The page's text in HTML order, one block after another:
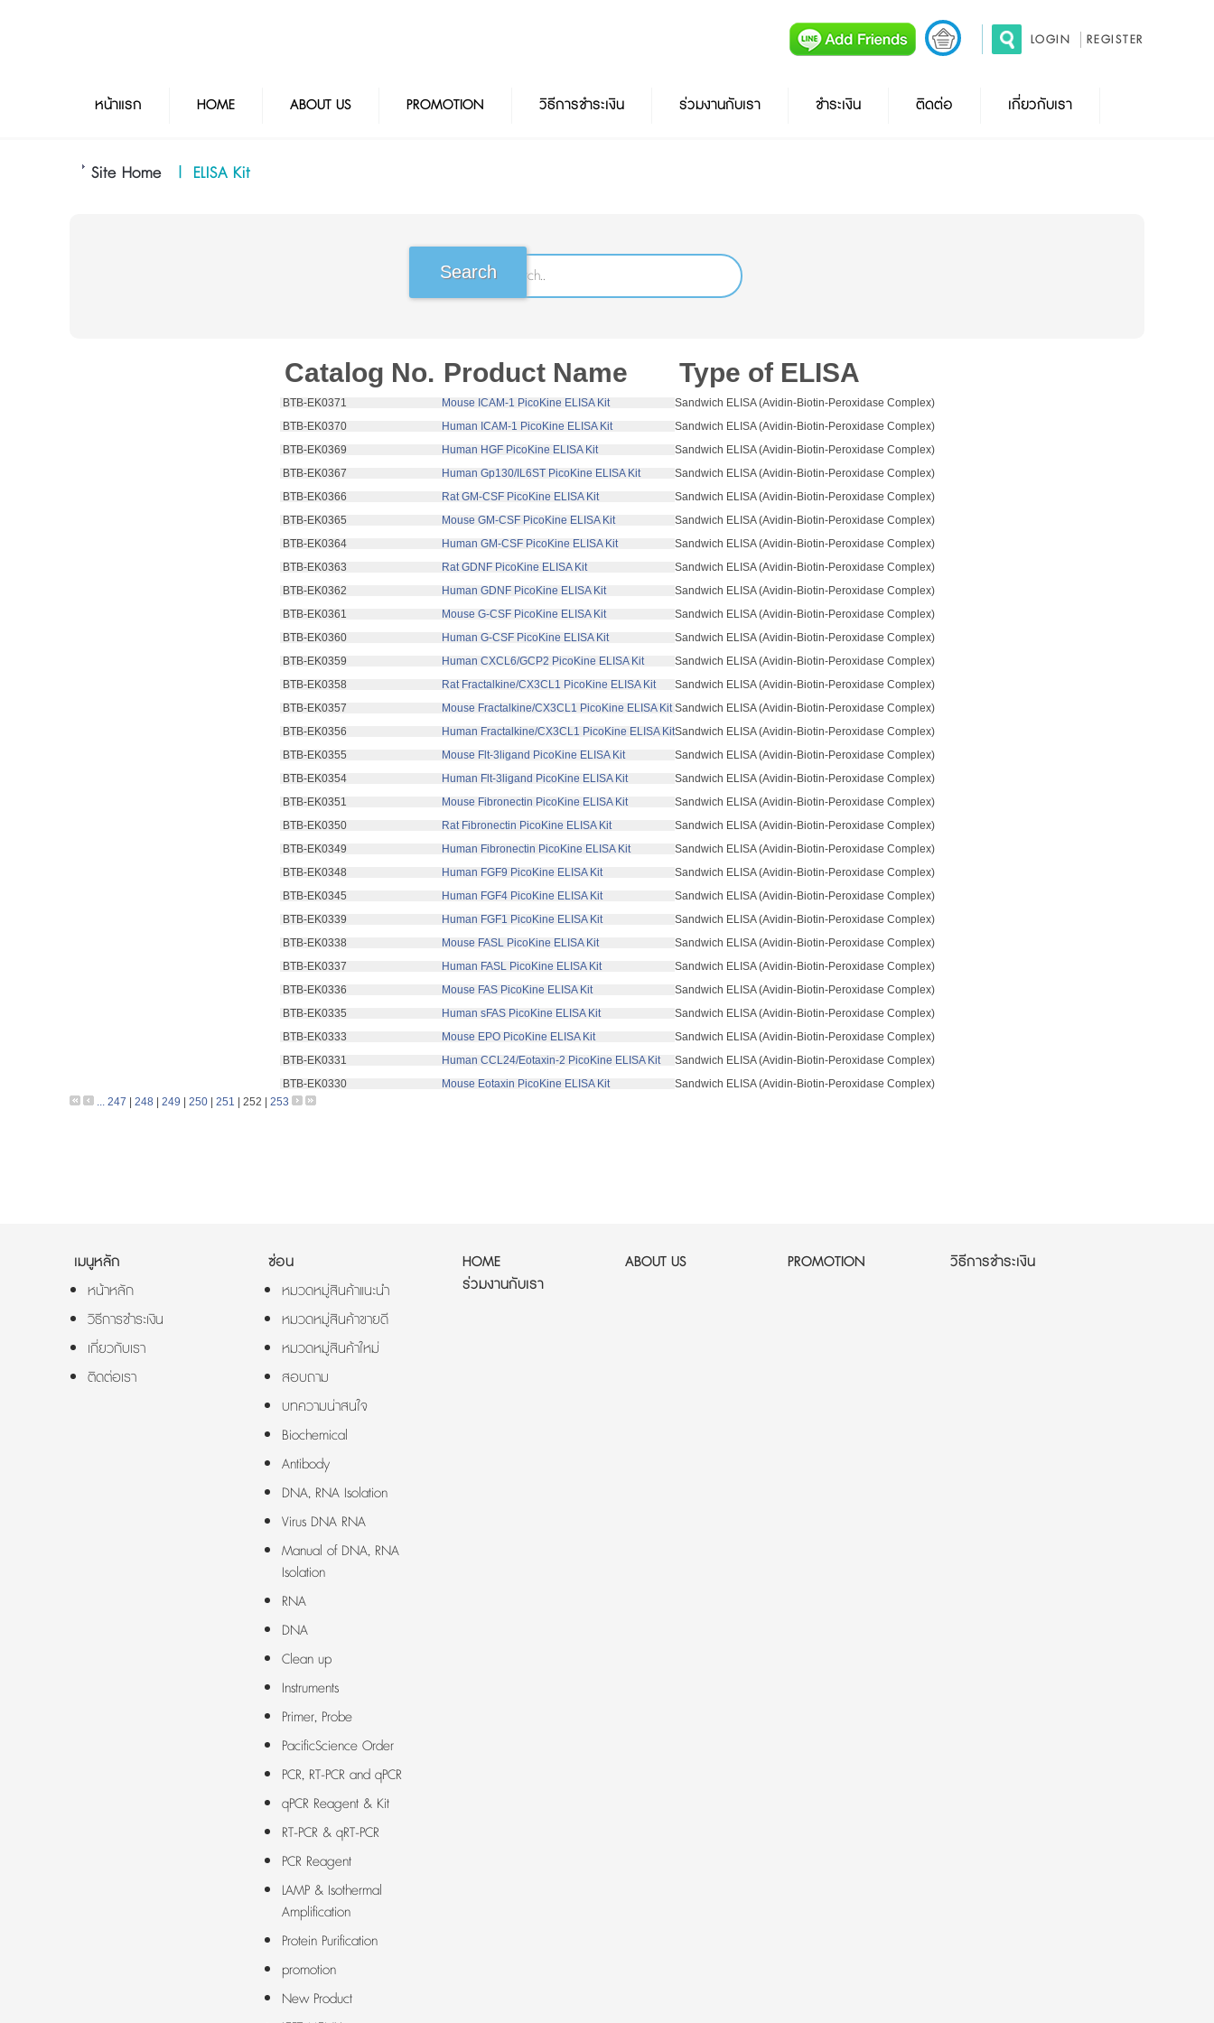
LOGIN REGISTER
หน้าแรก HOME ABOUT US PROMOTION วิธีการชำระเงิน ร่วมงานกับเรา ชำระเงิน ติดต่อ เกี่ยวกับเรา
Site Home | ELISA Kit
Catalog No. Product Name Type of ELISA
BTB-EK0371 Mouse ICAM-1 PicoKine ELISA Kit
Sandwich ELISA (Avidin-Biotin-Peroxidase Complex)
BTB-EK0370
Human ICAM-1 PicoKine ELISA Kit
Sandwich ELISA (Avidin-Biotin-Peroxidase Complex)
BTB-EK0369
Human HGF PicoKine ELISA Kit
Sandwich ELISA (Avidin-Biotin-Peroxidase Complex)
BTB-EK0367
Human Gp130/IL6ST PicoKine ELISA Kit
Sandwich ELISA (Avidin-Biotin-Peroxidase Complex)
BTB-EK0366
Rat GM-CSF PicoKine ELISA Kit
Sandwich ELISA (Avidin-Biotin-Peroxidase Complex)
BTB-EK0365
Mouse GM-CSF PicoKine ELISA Kit
Sandwich ELISA (Avidin-Biotin-Peroxidase Complex)
BTB-EK0364
Human GM-CSF PicoKine ELISA Kit
Sandwich ELISA (Avidin-Biotin-Peroxidase Complex)
BTB-EK0363
Rat GDNF PicoKine ELISA Kit
Sandwich ELISA (Avidin-Biotin-Peroxidase Complex)
BTB-EK0362
Human GDNF PicoKine ELISA Kit
Sandwich ELISA (Avidin-Biotin-Peroxidase Complex)
BTB-EK0361
Mouse G-CSF PicoKine ELISA Kit
Sandwich ELISA (Avidin-Biotin-Peroxidase Complex)
BTB-EK0360
Human G-CSF PicoKine ELISA Kit
Sandwich ELISA (Avidin-Biotin-Peroxidase Complex)
BTB-EK0359
Human CXCL6/GCP2 PicoKine ELISA Kit
Sandwich ELISA (Avidin-Biotin-Peroxidase Complex)
BTB-EK0358
Rat Fractalkine/CX3CL1 PicoKine ELISA Kit
Sandwich ELISA (Avidin-Biotin-Peroxidase Complex)
BTB-EK0357
Mouse Fractalkine/CX3CL1 PicoKine ELISA Kit Sandwich ELISA (Avidin-Biotin-Peroxidase Complex)
BTB-EK0356
Human Fractalkine/CX3CL1 PicoKine ELISA KitSandwich ELISA (Avidin-Biotin-Peroxidase Complex)
BTB-EK0355
Mouse Flt-3ligand PicoKine ELISA Kit
Sandwich ELISA (Avidin-Biotin-Peroxidase Complex)
BTB-EK0354
Human Flt-3ligand PicoKine ELISA Kit
Sandwich ELISA (Avidin-Biotin-Peroxidase Complex)
BTB-EK0351
Mouse Fibronectin PicoKine ELISA Kit
Sandwich ELISA (Avidin-Biotin-Peroxidase Complex)
BTB-EK0350
Rat Fibronectin PicoKine ELISA Kit
Sandwich ELISA (Avidin-Biotin-Peroxidase Complex)
BTB-EK0349
Human Fibronectin PicoKine ELISA Kit
Sandwich ELISA (Avidin-Biotin-Peroxidase Complex)
BTB-EK0348
Human FGF9 PicoKine ELISA Kit
Sandwich ELISA (Avidin-Biotin-Peroxidase Complex)
BTB-EK0345
Human FGF4 PicoKine ELISA Kit
Sandwich ELISA (Avidin-Biotin-Peroxidase Complex)
BTB-EK0339
Human FGF1 PicoKine ELISA Kit
Sandwich ELISA (Avidin-Biotin-Peroxidase Complex)
BTB-EK0338
Mouse FASL PicoKine ELISA Kit
Sandwich ELISA (Avidin-Biotin-Peroxidase Complex)
BTB-EK0337
Human FASL PicoKine ELISA Kit
Sandwich ELISA (Avidin-Biotin-Peroxidase Complex)
BTB-EK0336
Mouse FAS PicoKine ELISA Kit
Sandwich ELISA (Avidin-Biotin-Peroxidase Complex)
BTB-EK0335
Human sFAS PicoKine ELISA Kit
Sandwich ELISA (Avidin-Biotin-Peroxidase Complex)
BTB-EK0333
Mouse EPO PicoKine ELISA Kit
Sandwich ELISA (Avidin-Biotin-Peroxidase Complex)
BTB-EK0331
Human CCL24/Eotaxin-2 PicoKine ELISA Kit
Sandwich ELISA (Avidin-Biotin-Peroxidase Complex)
BTB-EK0330
Mouse Eotaxin PicoKine ELISA Kit
Sandwich ELISA (Avidin-Biotin-Peroxidase Complex)
... 247 248 249 250 251 252 253
เมนูหลัก
หน้าหลัก
วิธีการชำระเงิน
เกี่ยวกับเรา
ติดต่อเรา
ซ่อน
หมวดหมู่สินค้าแนะนำ
หมวดหมู่สินค้าขายดี
หมวดหมู่สินค้าใหม่
สอบถาม
บทความน่าสนใจ
Biochemical
Antibody
DNA, RNA Isolation
Virus DNA RNA
Manual of DNA, RNA
Isolation
RNA
DNA
Clean up
Instruments
Primer, Probe
PacificScience Order
PCR, RT-PCR and qPCR
qPCR Reagent & Kit
RT-PCR & qRT-PCR
PCR Reagent
LAMP & Isothermal
Amplification
Protein Purification
promotion
New Product
HOME ABOUT US PROMOTION
วิธีการชำระเงิน
ร่วมงานกับเรา